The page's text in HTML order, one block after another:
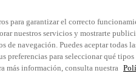
para garantizar el correcto
nuestros servicios y mostrarte
de navegación. Puedes aceptar todas
preferencias para seleccionar qué tipos
más información, consulta nuestra